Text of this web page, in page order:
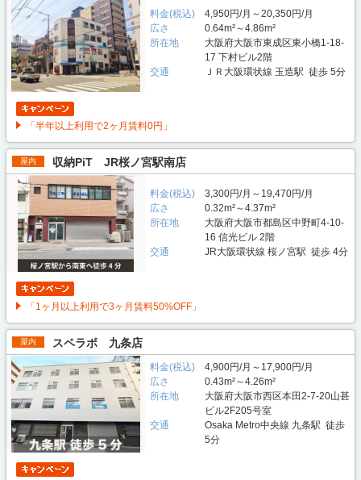
料金(税込)
4,950円/月～20,350円/月
広さ
0.64m²～4.86m²
所在地
大阪府大阪市東成区東小橋1-18-
17 下村ビル2階
交通
ＪＲ大阪環状線 玉造駅 徒歩 5分
「半年以上利用で2ヶ月賃料0円」
屋内 収納PiT JR桜ノ宮駅南店
料金(税込)
3,300円/月～19,470円/月
広さ
0.32m²～4.37m²
所在地
大阪府大阪市都島区中野町4-10-
16 信光ビル 2階
交通
JR大阪環状線 桜ノ宮駅 徒歩 4分
「1ヶ月以上利用で3ヶ月賃料50%OFF」
屋内 スペラボ 九条店
料金(税込)
4,900円/月～17,900円/月
広さ
0.43m²～4.26m²
所在地
大阪府大阪市西区本田2-7-20山甚
ビル2F205号室
交通
Osaka Metro中央線 九条駅 徒歩
5分